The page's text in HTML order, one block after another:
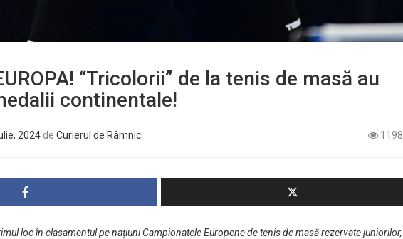
“Tricolorii” de la tenis de masă au
continentale!
2024 de Curierul de Râmnic 1198
loc în clasamentul pe națiuni Campionatele Europene de tenis de masă rezervate juniorilor,